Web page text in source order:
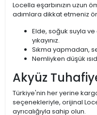
Locella eşarbınızın uzun
adımlara dikkat etmeniz
Elde, soğuk suyla
yıkayınız.
Sıkma yapmadan,
Nemliyken düşük
Akyüz
Türkiye'nin her yerine
seçenekleriyle, orijinal
ayrıcalığıyla sahip olun.